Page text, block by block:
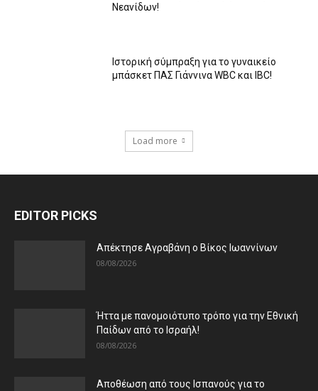
Νεανίδων!
Ιστορική σύμπραξη για το γυναικείο
μπάσκετ ΠΑΣ Γιάννινα WBC και IBC!
Load more
EDITOR PICKS
Απέκτησε Αγραβάνη ο Βίκος Ιωαννίνων
08/08/2026
Ήττα με πανομοιότυπο τρόπο για την Εθνική
Παίδων από το Ισραήλ!
08/08/2026
Αποθέωση από τους Ισπανούς για το